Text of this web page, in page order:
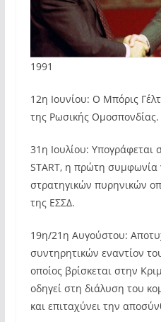
1991
12η Ιουνίου: Ο Μπόρις
της Ρωσικής Ομοσπονδίας.
31η Ιουλίου:
START, η πρώτη συμφωνία
στρατηγικών πυρηνικών
της ΕΣΣΔ.
19η/21η Αυγούστου:
συντηρητικών εναντίον
οποίος βρίσκεται στην
οδηγεί στη διάλυση του
και επιταχύνει την